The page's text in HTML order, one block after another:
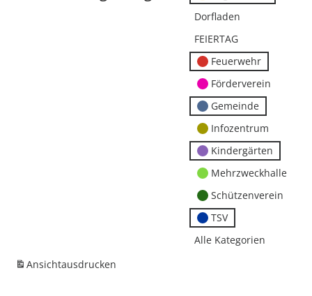
Dorfladen
FEIERTAG
Feuerwehr
Förderverein
Gemeinde
Infozentrum
Kindergärten
Mehrzweckhalle
Schützenverein
TSV
Alle Kategorien
Ansichtausdrucken